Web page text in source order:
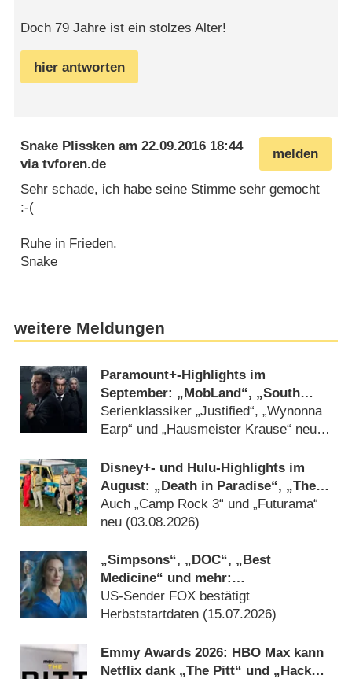
Doch 79 Jahre ist ein stolzes Alter!
hier antworten
melden
Snake Plissken am22.09.2016 18:44
viatvforen.de
Sehr schade, ich habe seine Stimme sehr gemocht
:-(
Ruhe in Frieden.
Snake
weitere Meldungen
Paramount+-Highlights im
September: „MobLand“, „South
Park“, „FBI“, „DOC“ und
„Farscape“
Serienklassiker „Justified“, „Wynonna
Earp“ und „Hausmeister Krause“ neu
Disney+- und Hulu-Highlights im
August: „Death in Paradise“, „The
Shards“ und das Ende für „Die
neuen Zauberer vom Waverly Place“
Auch „Camp Rock 3“ und „Futurama“
neu (03.08.2026)
„Simpsons“, „DOC“, „Best
Medicine“ und mehr:
Rückkehrtermine stehen fest
US-Sender FOX bestätigt
Herbststartdaten (15.07.2026)
Emmy Awards 2026: HBO Max kann
Netflix dank „The Pitt“ und „Hacks“